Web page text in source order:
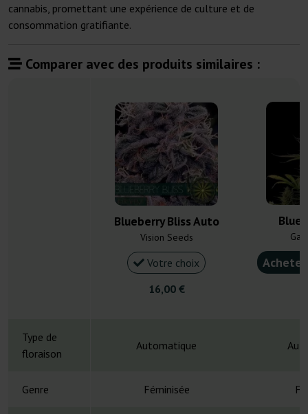
cannabis, promettant une expérience de culture et de
consommation gratifiante.
Comparer avec des produits similaires :
Blueberry Bliss Auto
Vision Seeds
Votre choix
16,00 €
Type de
floraison
Automatique
Genre Féminisée